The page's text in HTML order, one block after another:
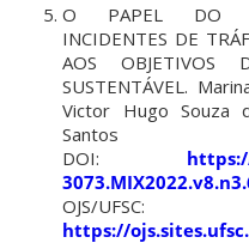
O PAPEL DO
INCIDENTES DE
AOS OBJETIVOS
SUSTENTÁVEL.
Victor Hugo Souza
Santos
DOI: https://
OJS/UFSC:
https://